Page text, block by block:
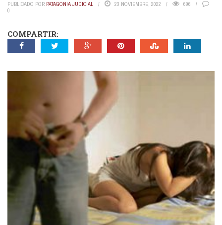
PUBLICADO POR PATAGONIA JUDICIAL 23 NOVIEMBRE, 2022
696
0
COMPARTIR: